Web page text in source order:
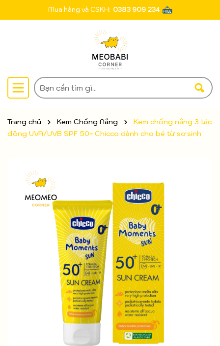
Mua hàng và CSKH: 0383 909 234
Trang chủ Kem Chống Nắng
Kem chống nắng 3 tác
động UVA/UVB SPF 50+ Chicco dành cho bé từ sơ sinh